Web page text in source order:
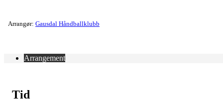
Arrangør: Gausdal Håndballklubb
Arrangement
Tid